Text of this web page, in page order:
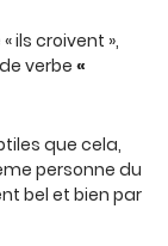
ils croivent »,
verbe «
que cela,
personne du
bel et bien par